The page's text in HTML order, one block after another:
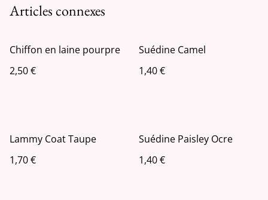
Articles connexes
Chiffon en laine pourpre
2,50 €
Suédine Camel
1,40 €
Lammy Coat Taupe
1,70 €
Suédine Paisley Ocre
1,40 €